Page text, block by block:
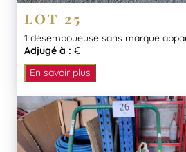
LOT 25
1 désemboueuse sans marque
Adjugé à : €
En savoir plus